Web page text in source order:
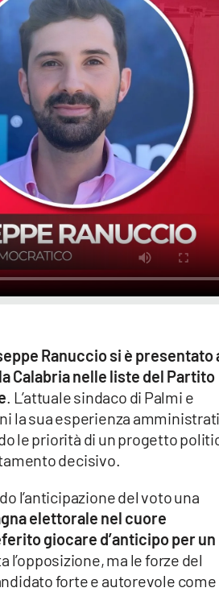
Ranuccio si è presentato
Calabria nelle liste del Partito
. L’attuale sindaco di Palmi e
la sua esperienza
le priorità di un progetto
decisivo.
l’anticipazione del voto una
elettorale nel cuore
giocare d’anticipo per un
l’opposizione, ma le forze del
forte e autorevole come